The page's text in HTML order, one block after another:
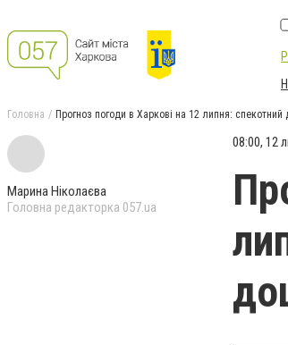
Головна Прогноз погоди в Харкові на 12 липня:
Марина Ніколаєва
Головна редакторка 057.ua
08:00, 12